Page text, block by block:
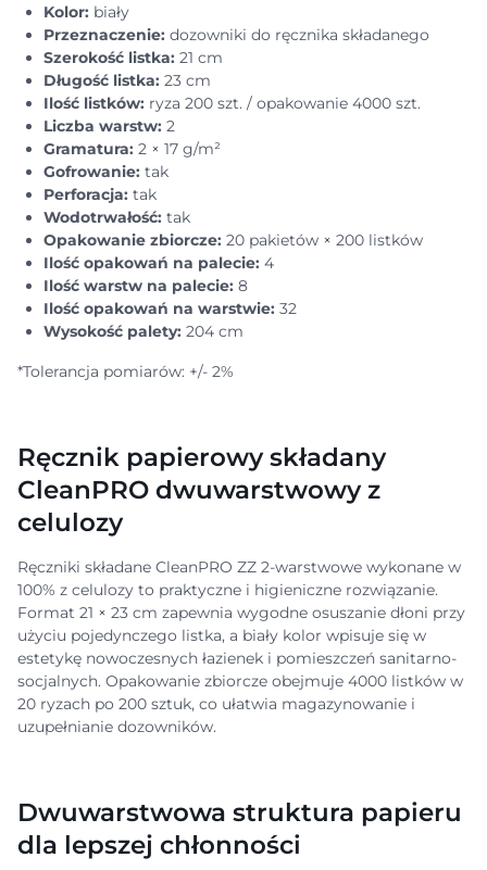
Kolor: biały
Przeznaczenie: dozowniki do ręcznika składanego
Szerokość listka: 21 cm
Długość listka: 23 cm
Ilość listków: ryza 200 szt. / opakowanie 4000 szt.
Liczba warstw: 2
Gramatura: 2 × 17 g/m²
Gofrowanie: tak
Perforacja: tak
Wodotrwałość: tak
Opakowanie zbiorcze: 20 pakietów × 200 listków
Ilość opakowań na palecie: 4
Ilość warstw na palecie: 8
Ilość opakowań na warstwie: 32
Wysokość palety: 204 cm
*Tolerancja pomiarów: +/- 2%
Ręcznik papierowy składany
CleanPRO dwuwarstwowy z
celulozy
Ręczniki składane CleanPRO ZZ 2-warstwowe wykonane w
100% z celulozy to praktyczne i higieniczne rozwiązanie.
Format 21 × 23 cm zapewnia wygodne osuszanie dłoni przy
użyciu pojedynczego listka, a biały kolor wpisuje się w
estetykę nowoczesnych łazienek i pomieszczeń sanitarno-
socjalnych. Opakowanie zbiorcze obejmuje 4000 listków w
20 ryzach po 200 sztuk, co ułatwia magazynowanie i
uzupełnianie dozowników.
Dwuwarstwowa struktura papieru
dla lepszej chłonności